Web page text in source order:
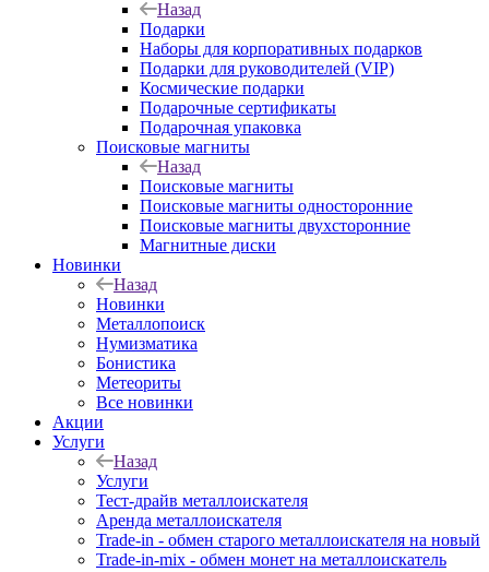
Назад
Подарки
Наборы для корпоративных подарков
Подарки для руководителей (VIP)
Космические подарки
Подарочные сертификаты
Подарочная упаковка
Поисковые магниты
Назад
Поисковые магниты
Поисковые магниты односторонние
Поисковые магниты двухсторонние
Магнитные диски
Новинки
Назад
Новинки
Металлопоиск
Нумизматика
Бонистика
Метеориты
Все новинки
Акции
Услуги
Назад
Услуги
Тест-драйв металлоискателя
Аренда металлоискателя
Trade-in - обмен старого металлоискателя на новый
Trade-in-mix - обмен монет на металлоискатель